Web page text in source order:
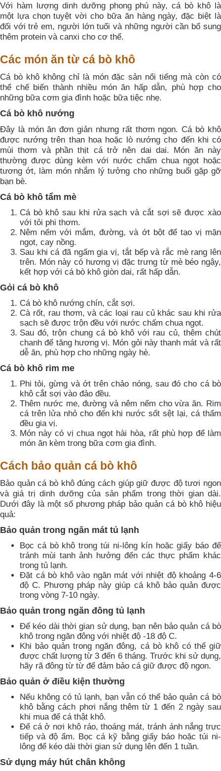
Với hàm lượng dinh dưỡng phong phú này, cá bò khô là
một lựa chọn tuyệt vời cho bữa ăn hàng ngày, đặc biệt là
đối với trẻ em, người lớn tuổi và những người cần bổ sung
thêm protein và canxi cho cơ thể.
Các món ăn từ cá bò khô
Cá bò khô không chỉ là món đặc sản nổi tiếng mà còn có
thể chế biến thành nhiều món ăn hấp dẫn, phù hợp cho
những bữa cơm gia đình hoặc bữa tiệc nhẹ.
Cá bò khô nướng
Đây là món ăn đơn giản nhưng rất thơm ngon. Cá bò khô
được nướng trên than hoa hoặc lò nướng cho đến khi có
mùi thơm và phần thịt cá trở nên dai dai. Món ăn này
thường được dùng kèm với nước chấm chua ngọt hoặc
tương ớt, làm món nhắm lý tưởng cho những buổi gặp gỡ
bạn bè.
Cá bò khô tẩm mè
Cá bò khô sau khi rửa sạch và cắt sợi sẽ được xào
với tỏi phi thơm.
Nêm nếm với mắm, đường, và ớt bột để tạo vị mặn
ngọt, cay nồng.
Sau khi cá đã ngấm gia vị, tắt bếp và rắc mè rang lên
trên. Món này có hương vị đặc trưng từ mè béo ngậy,
kết hợp với cá bò khô giòn dai, rất hấp dẫn.
Gỏi cá bò khô
Cá bò khô nướng chín, cắt sợi.
Cà rốt, rau thơm, và các loại rau củ khác sau khi rửa
sạch sẽ được trộn đều với nước chấm chua ngọt.
Sau đó, trộn chung cá bò khô với rau củ, thêm chút
chanh để tăng hương vị. Món gỏi này thanh mát và rất
dễ ăn, phù hợp cho những ngày hè.
Cá bò khô rim me
Phi tỏi, gừng và ớt trên chảo nóng, sau đó cho cá bò
khô cắt sợi vào đảo đều.
Thêm nước me, đường và nêm nếm cho vừa ăn. Rim
cá trên lửa nhỏ cho đến khi nước sốt sệt lại, cá thấm
đều gia vị.
Món này có vị chua ngọt hài hòa, rất phù hợp để làm
món ăn kèm trong bữa cơm gia đình.
Cách bảo quản cá bò khô
Bảo quản cá bò khô đúng cách giúp giữ được độ tươi ngon
và giá trị dinh dưỡng của sản phẩm trong thời gian dài.
Dưới đây là một số phương pháp bảo quản cá bò khô hiệu
quả:
Bảo quản trong ngăn mát tủ lạnh
Bọc cá bò khô trong túi ni-lông kín hoặc giấy báo để
tránh mùi tanh ảnh hưởng đến các thực phẩm khác
trong tủ lạnh.
Đặt cá bò khô vào ngăn mát với nhiệt độ khoảng 4-6
độ C. Phương pháp này giúp cá khô bảo quản được
trong vòng 7-10 ngày.
Bảo quản trong ngăn đông tủ lạnh
Để kéo dài thời gian sử dụng, bạn nên bảo quản cá bò
khô trong ngăn đông với nhiệt độ -18 độ C.
Khi bảo quản trong ngăn đông, cá bò khô có thể giữ
được chất lượng từ 3 đến 6 tháng. Trước khi sử dụng,
hãy rã đông từ từ để đảm bảo cá giữ được độ ngon.
Bảo quản ở điều kiện thường
Nếu không có tủ lạnh, bạn vẫn có thể bảo quản cá bò
khô bằng cách phơi nắng thêm từ 1 đến 2 ngày sau
khi mua để cá thật khô.
Để cá ở nơi khô ráo, thoáng mát, tránh ánh nắng trực
tiếp và độ ẩm. Bọc cá kỹ bằng giấy báo hoặc túi ni-
lông để kéo dài thời gian sử dụng lên đến 1 tuần.
Sử dụng máy hút chân không